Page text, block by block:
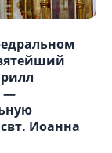
—
Иоанна